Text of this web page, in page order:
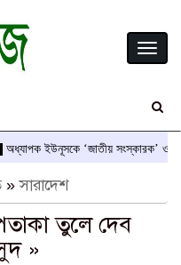
ইউনূসকে ‘জাতীয় সংস্কারক’ ও
»সারাদেশ
তুলে দেব
»